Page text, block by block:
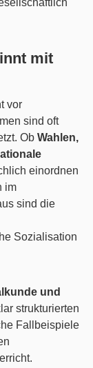
mit
vor
sind oft
Ob Wahlen,
einordnen
im
sind die
Sozialisation
und
strukturierten
Fallbeispiele